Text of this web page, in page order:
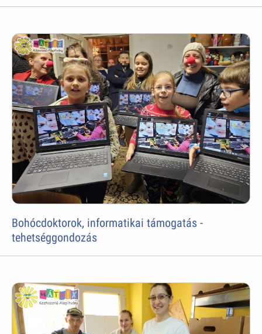
Bohócdoktorok, informatikai támogatás -
tehetséggondozás